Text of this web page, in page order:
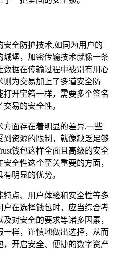
安全防护技术,如同为用户的
堡，加密传输技术就像一条
据在传输过程中被别有用心
则为交易加上了多道安全防
开宝箱一样，需要多个签名
易的安全性。
方面存在着明显的差异,一些
资源的限制，就像缺乏足够
钱包这样全面且高级的安全
全性这个至关重要的方面，
明显的优势。
特点、用户体验和安全性等多
在选择钱包时，应当综合考
对安全的要求等诸多因素，
样，谨慎地做出选择，从而
开启安全、便捷的数字资产